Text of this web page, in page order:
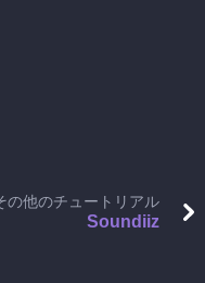
の他のチュートリアル
Soundiiz